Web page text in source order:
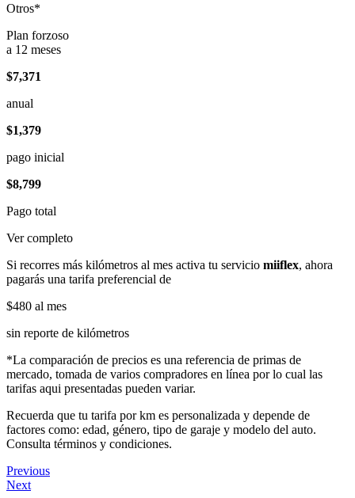
Otros*
Plan forzoso
a 12 meses
$7,371
anual
$1,379
pago inicial
$8,799
Pago total
Ver completo
Si recorres más kilómetros al mes activa tu servicio miiflex, ahora
pagarás una tarifa preferencial de
$480 al mes
sin reporte de kilómetros
*La comparación de precios es una referencia de primas de
mercado, tomada de varios compradores en línea por lo cual las
tarifas aqui presentadas pueden variar.
Recuerda que tu tarifa por km es personalizada y depende de
factores como: edad, género, tipo de garaje y modelo del auto.
Consulta términos y condiciones.
Previous
Next